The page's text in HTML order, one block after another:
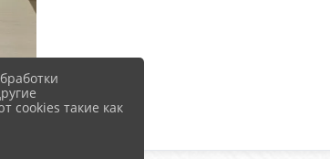
cookies такие как